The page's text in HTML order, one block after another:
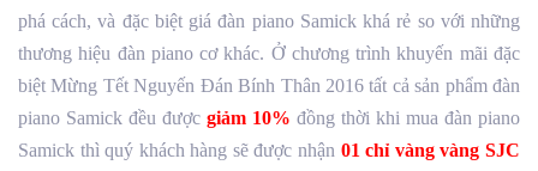
phá cách, và đặc biệt giá đàn piano Samick khá rẻ so với những
thương hiệu đàn piano cơ khác. Ở chương trình khuyến mãi đặc
biệt Mừng Tết Nguyến Đán Bính Thân 2016 tất cả sản phẩm đàn
piano Samick đều được giảm 10% đồng thời khi mua đàn piano
Samick thì quý khách hàng sẽ được nhận 01 chỉ vàng vàng SJC